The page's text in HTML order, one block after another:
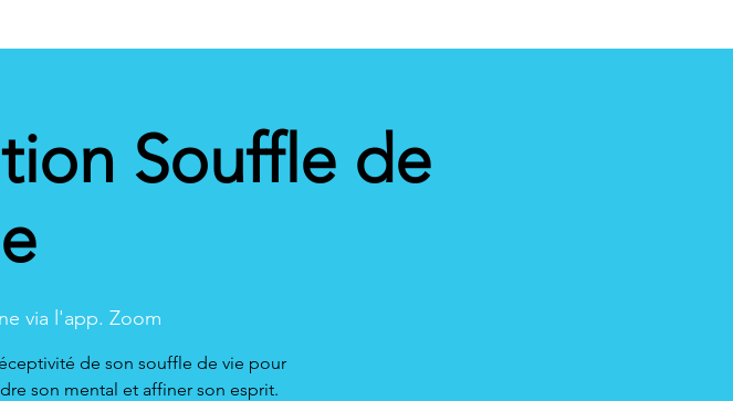
Souffle de
via l'app. Zoom
de son souffle de vie pour
son mental et affiner son esprit.